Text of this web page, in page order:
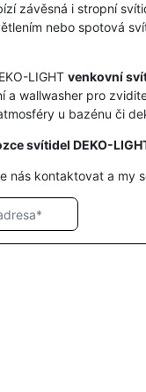
závěsná i stropní
nebo spotová
LIGHT venkovní
a wallwasher pro
u bazénu či
svítidel DEKO-
kontaktovat a my